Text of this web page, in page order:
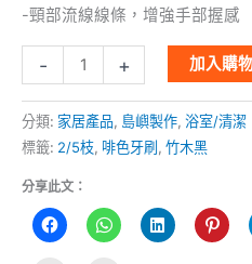
-頸部流線線條，增強手部握感
- + 加入購
分類: 家居產品, 島嶼製作, 浴室/清潔
標籤: 2/5枝, 啡色牙刷 , 竹木黑
分享此文：